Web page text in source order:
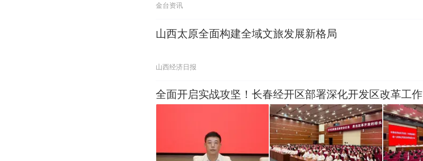
金台资讯
山西太原全面构建全域文旅发展新格局
山西经济日报
全面开启实战攻坚！长春经开区部署深化开发区改革工作